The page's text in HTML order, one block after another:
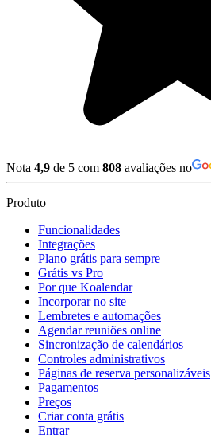
Nota 4,9 de 5 com 808 avaliações no
Produto
Funcionalidades
Integrações
Plano grátis para sempre
Grátis vs Pro
Por que Koalendar
Incorporar no site
Lembretes e automações
Agendar reuniões online
Sincronização de calendários
Controles administrativos
Páginas de reserva personalizáveis
Pagamentos
Preços
Criar conta grátis
Entrar